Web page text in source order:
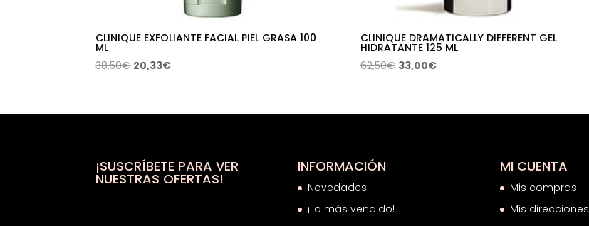
CLINIQUE EXFOLIANTE FACIAL PIEL GRASA 100
ML
38,50€ El
era:
20,33€El
es:
CLINIQUE DRAMATICALLY DIFFERENT GEL
HIDRATANTE 125 ML
62,50€ El
era:
33,00€El
es:
¡SUSCRÍBETE PARA VER
NUESTRAS OFERTAS!
INFORMACIÓN
Novedades
¡Lo más vendido!
MI CUENTA
Mis compras
Mis direcciones